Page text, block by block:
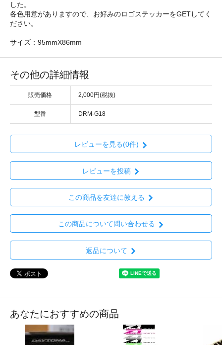
した。
各色用意がありますので、お好みのロゴステッカーをGETしてく
ださい。
サイズ：95mmX86mm
その他の詳細情報
販売価格 2,000円(税抜)
型番 DRM-G18
レビューを見る(0件)
レビューを投稿
この商品を友達に教える
この商品について問い合わせる
返品について
あなたにおすすめの商品